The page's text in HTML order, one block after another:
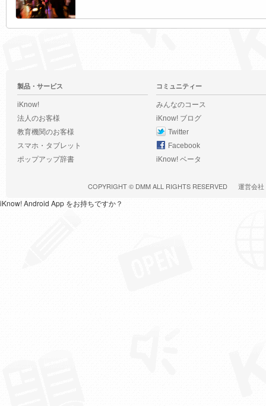
製品・サービス
iKnow!
法人のお客様
教育機関のお客様
スマホ・タブレット
ポップアップ辞書
コミュニティー
みんなのコース
iKnow! ブログ
Twitter
Facebook
iKnow! ベータ
COPYRIGHT © DMMALL RIGHTS RESERVED 運営会社
iKnow! Android App をお持ちですか？